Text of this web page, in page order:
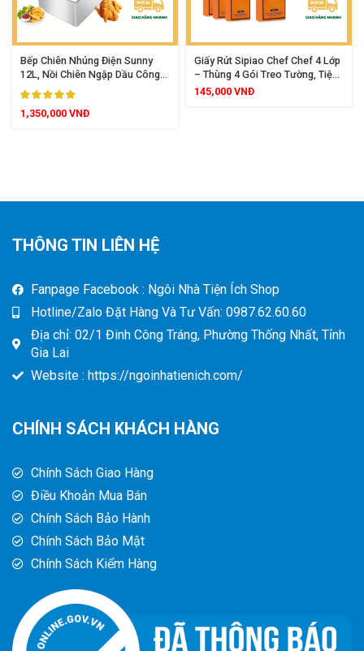
Bếp Chiên Nhúng Điện Sunny
12L, Nồi Chiên Ngập Dầu Công
Suất 2500W, Dung Tích Lớn Inox
Cao Cấp
1,350,000 VNĐ
Giấy Rút Sipiao Chef Chef 4 Lớp
– Thùng 4 Gói Treo Tường, Tiện
Lợi, An Toàn Cho Mọi Loại Da
145,000 VNĐ
THÔNG TIN LIÊN HỆ
Fanpage Facebook : Ngôi Nhà Tiện Ích Shop
Hotline/Zalo Đặt Hàng Và Tư Vấn: 0987.62.60.60
Địa chỉ: 02/1 Đinh Công Tráng, Phường Thống Nhất, Tỉnh
Gia Lai
Website : https://ngoinhatienich.com/
CHÍNH SÁCH KHÁCH HÀNG
Chính Sách Giao Hàng
Điều Khoản Mua Bán
Chính Sách Bảo Hành
Chính Sách Bảo Mật
Chính Sách Kiểm Hàng